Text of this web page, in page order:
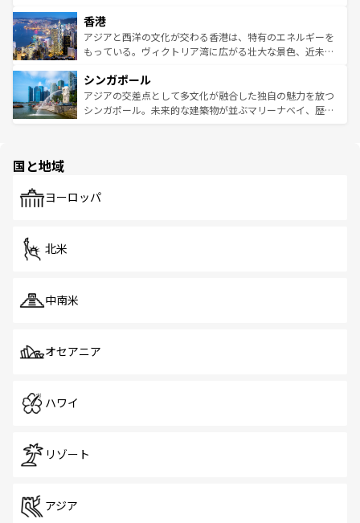
とつ。フォーやバインミー、ベトナムコーヒーなどは、ぜ
ひ現地で味わいたい。どの地域を訪れてもあたたかい人々
が旅行者を迎えてくれるので、きっと忘れられない旅にな
参照してほしい。
の活気が交差している。北部ではチェンマイなどの山岳地
帯で自然と触れ合い、南部ではプーケットやクラビの美し
いビーチでリゾート気分を楽しむことができる。タイ料理
激する。気候は一年中温暖で、どの季節にも異なる楽しみ
が待っている。親しみやすいタイの人々、仏教を中心とし
た文化、そして多様な観光資源が、訪れる旅人を魅了し続
香港
アジアと西洋の文化が交わる香港は、特有のエネルギーを
もっている。ヴィクトリア湾に広がる壮大な景色、近未来
み、どこを訪れても感動するはず。観光スポットが密集し
ており、効率よく見どころを回れるのも魅力。息をのむよ
うな絶景から文化的な体験まで、香港を存分に楽しみ尽く
シンガポール
アジアの交差点として多文化が融合した独自の魅力を放つ
シンガポール。未来的な建築物が並ぶマリーナベイ、歴史
で、ホーカーズは地元の風情を楽しめる外せないスポット
国と地域
ヨーロッパ
北米
中南米
オセアニア
ハワイ
リゾート
アジア